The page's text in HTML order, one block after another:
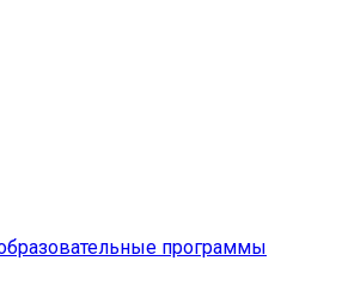
программы